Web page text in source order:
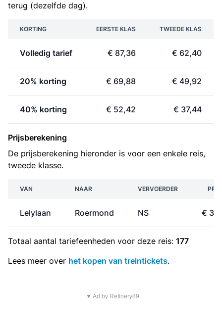
terug (dezelfde dag).
KORTING EERSTE KLAS TWEEDE KLAS
Volledig tarief € 87,36 € 62,40
20% korting € 69,88 € 49,92
40% korting € 52,42 € 37,44
Prijsberekening
De prijsberekening hieronder is voor een enkele reis,
tweede klasse.
VAN NAAR VERVOERDER
Lelylaan Roermond NS €
Totaal aantal tariefeenheden voor deze reis: 177
Lees meer over het kopen van treintickets.
▼ Ad by Refinery89